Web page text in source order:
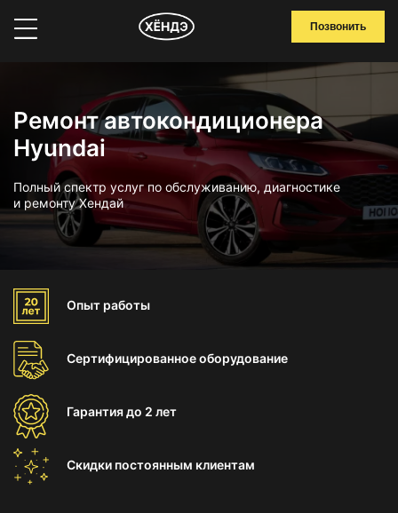
Позвонить
Ремонт автокондиционера
Hyundai
Полный спектр услуг по обслуживанию, диагностике
и ремонту Хендай
Опыт работы
Сертифицированноеоборудование
Гарантиядо 2 лет
Скидки постоянным клиентам